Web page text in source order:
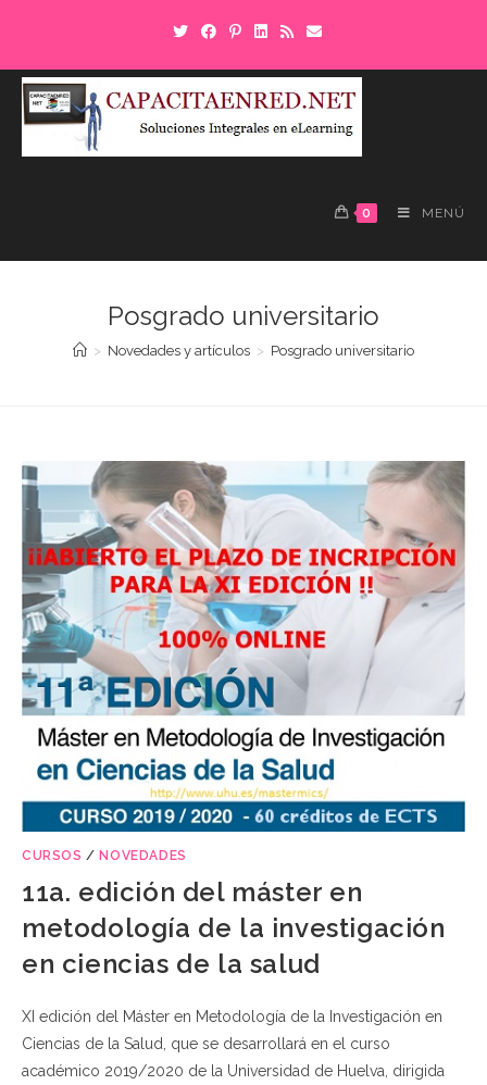
contenido
0 MENÚ
Posgrado universitario
> Novedades y artículos > Posgrado universitario
CURSOS / NOVEDADES
11a. edición del máster en
metodología de la investigación
en ciencias de la salud
XI edición del Máster en Metodología de la Investigación en
Ciencias de la Salud, que se desarrollará en el curso
académico 2019/2020 de la Universidad de Huelva, dirigida